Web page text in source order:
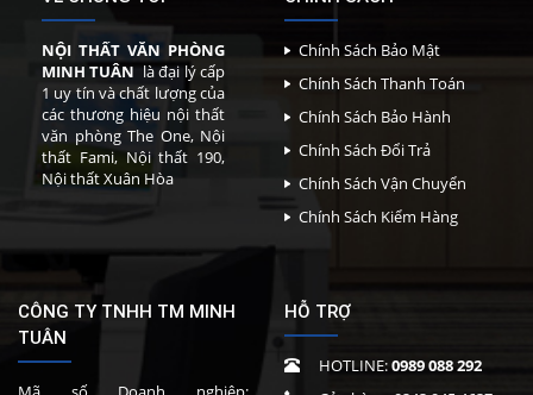
NỘI THẤT VĂN PHÒNG
MINH TUÂN là đại lý cấp
1 uy tín và chất lượng của
các thương hiệu nội thất
văn phòng The One, Nội
thất Fami, Nội thất 190,
Nội thất Xuân Hòa
Chính Sách Bảo Mật
Chính Sách Thanh Toán
Chính Sách Bảo Hành
Chính Sách Đổi Trả
Chính Sách Vận Chuyển
Chính Sách Kiểm Hàng
CÔNG TY TNHH TM MINH
TUÂN
HỖ TRỢ
HOTLINE:0989 088 292